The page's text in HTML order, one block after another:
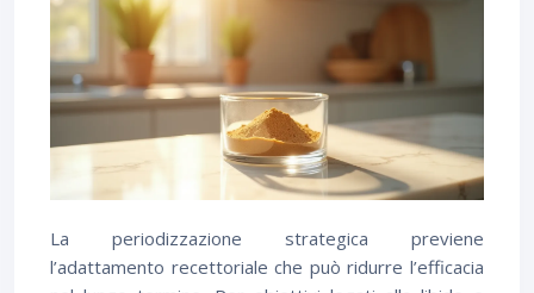
La periodizzazione strategica previene
l’adattamento recettoriale che può ridurre l’efficacia